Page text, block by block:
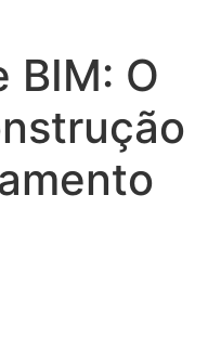
BIM: O